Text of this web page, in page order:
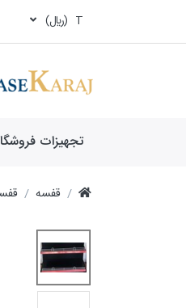
T (ريال)
تجهیزات
قفسه